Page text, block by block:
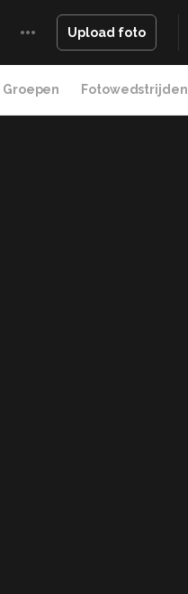
Upload foto
Groepen Fotowedstrijden